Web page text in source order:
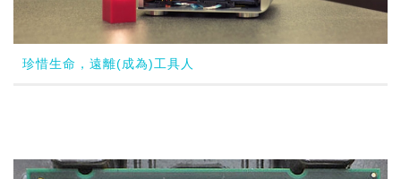
珍惜生命，遠離(成為)工具人